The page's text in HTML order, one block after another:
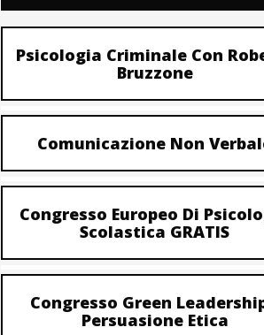
Psicologia Criminale Con
Bruzzone
Comunicazione Non
Congresso Europeo Di
Scolastica GRATIS
Congresso Green
Persuasione Etica